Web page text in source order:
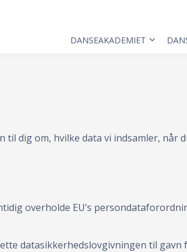
DANSEAKADEMIET
dig om, hvilke data vi indsamler, når
overholde EU’s
datasikkerhedslovgivningen til